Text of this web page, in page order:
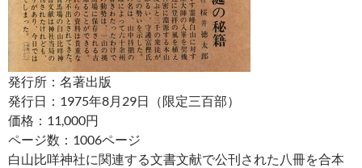
発行所：名著出版
発行日：1975年8月29日（限定三百部）
価格：11,000円
ページ数：1006ページ
白山比咩神社に関連する文書文献で公刊された八冊を合本